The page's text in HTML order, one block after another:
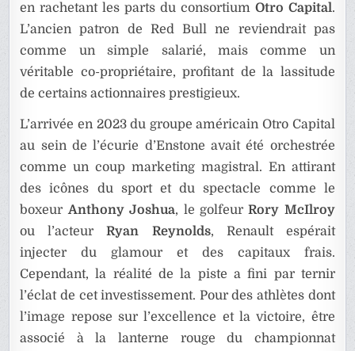
en rachetant les parts du consortium Otro Capital .
L’ancien patron de Red Bull ne reviendrait pas
comme un simple salarié, mais comme un
véritable co-propriétaire, profitant de la lassitude
de certains actionnaires prestigieux.
L’arrivée en 2023 du groupe américain Otro Capital
au sein de l’écurie d’Enstone avait été orchestrée
comme un coup marketing magistral. En attirant
des icônes du sport et du spectacle comme le
boxeur Anthony Joshua, le golfeurRory McIlroy
ou l’acteurRyan Reynolds, Renault espérait
injecter du glamour et des capitaux frais.
Cependant, la réalité de la piste a fini par ternir
l’éclat de cet investissement. Pour des athlètes dont
l’image repose sur l’excellence et la victoire, être
associé à la lanterne rouge du championnat